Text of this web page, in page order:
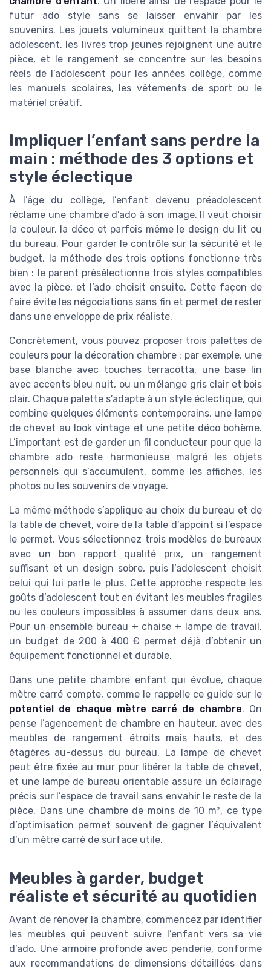
futur ado style sans se laisser envahir par les
souvenirs. Les jouets volumineux quittent la chambre
adolescent, les livres trop jeunes rejoignent une autre
pièce, et le rangement se concentre sur les besoins
réels de l’adolescent pour les années collège, comme
les manuels scolaires, les vêtements de sport ou le
matériel créatif.
Impliquer l’enfant sans perdre la
main : méthode des 3 options et
style éclectique
À l’âge du collège, l’enfant devenu préadolescent
réclame une chambre d’ado à son image. Il veut choisir
la couleur, la déco et parfois même le design du lit ou
du bureau. Pour garder le contrôle sur la sécurité et le
budget, la méthode des trois options fonctionne très
bien : le parent présélectionne trois styles compatibles
avec la pièce, et l’ado choisit ensuite. Cette façon de
faire évite les négociations sans fin et permet de rester
dans une enveloppe de prix réaliste.
Concrètement, vous pouvez proposer trois palettes de
couleurs pour la décoration chambre : par exemple, une
base blanche avec touches terracotta, une base lin
avec accents bleu nuit, ou un mélange gris clair et bois
clair. Chaque palette s’adapte à un style éclectique, qui
combine quelques éléments contemporains, une lampe
de chevet au look vintage et une petite déco bohème.
L’important est de garder un fil conducteur pour que la
chambre ado reste harmonieuse malgré les objets
personnels qui s’accumulent, comme les affiches, les
photos ou les souvenirs de voyage.
La même méthode s’applique au choix du bureau et de
la table de chevet, voire de la table d’appoint si l’espace
le permet. Vous sélectionnez trois modèles de bureaux
avec un bon rapport qualité prix, un rangement
suffisant et un design sobre, puis l’adolescent choisit
celui qui lui parle le plus. Cette approche respecte les
goûts d’adolescent tout en évitant les meubles fragiles
ou les couleurs impossibles à assumer dans deux ans.
Pour un ensemble bureau + chaise + lampe de travail,
un budget de 200 à 400 € permet déjà d’obtenir un
équipement fonctionnel et durable.
Dans une petite chambre enfant qui évolue, chaque
mètre carré compte, comme le rappelle ce guide sur le
potentiel de chaque mètre carré de chambre. On
pense l’agencement de chambre en hauteur, avec des
meubles de rangement étroits mais hauts, et des
étagères au-dessus du bureau. La lampe de chevet
peut être fixée au mur pour libérer la table de chevet,
et une lampe de bureau orientable assure un éclairage
précis sur l’espace de travail sans envahir le reste de la
pièce. Dans une chambre de moins de 10 m², ce type
d’optimisation permet souvent de gagner l’équivalent
d’un mètre carré de surface utile.
Meubles à garder, budget
réaliste et sécurité au quotidien
Avant de rénover la chambre, commencez par identifier
les meubles qui peuvent suivre l’enfant vers sa vie
d’ado. Une armoire profonde avec penderie, conforme
aux recommandations de dimensions détaillées dans